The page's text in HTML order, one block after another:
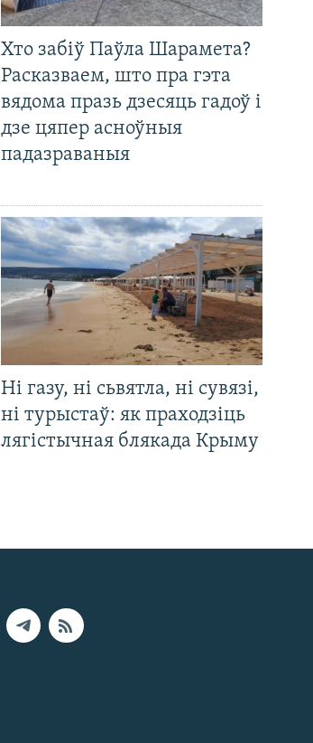
Хто забіў Паўла Шарамета?
Расказваем, што пра гэта
вядома празь дзесяць гадоў і
дзе цяпер асноўныя
падазраваныя
Ні газу, ні сьвятла, ні сувязі,
ні турыстаў: як праходзіць
лягістычная блякада Крыму